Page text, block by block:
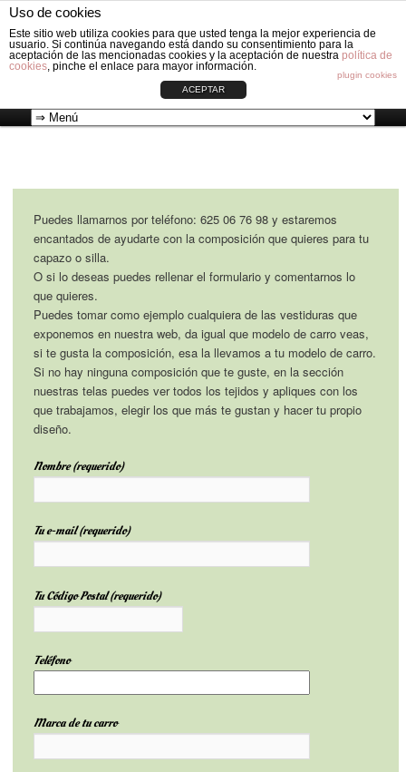
Uso de cookies
Este sitio web utiliza cookies para que usted tenga la mejor experiencia de
usuario. Si continúa navegando está dando su consentimiento para la
aceptación de las mencionadas cookies y la aceptación de nuestra política de
cookies, pinche el enlace para mayor información.
plugin cookies
ACEPTAR
VESTIDURAS ORIGINAL CIRCLE
Fabricación de vestiduras para carros de Bebé: Fundas, Sacos, Capotas,
Capazos, Sombrillas, Bolsos y Grupos cero.
Ir
principal
Puedes llamarnos por teléfono: 625 06 76 98 y estaremos
encantados de ayudarte con la composición que quieres para tu
capazo o silla.
O si lo deseas puedes rellenar el formulario y comentarnos lo
que quieres.
Puedes tomar como ejemplo cualquiera de las vestiduras que
exponemos en nuestra web, da igual que modelo de carro veas,
si te gusta la composición, esa la llevamos a tu modelo de carro.
Si no hay ninguna composición que te guste, en la sección
nuestras telas puedes ver todos los tejidos y apliques con los
que trabajamos, elegir los que más te gustan y hacer tu propio
diseño.
Nombre (requerido)
Tu e-mail (requerido)
Tu Código Postal (requerido)
Teléfono
Marca de tu carro